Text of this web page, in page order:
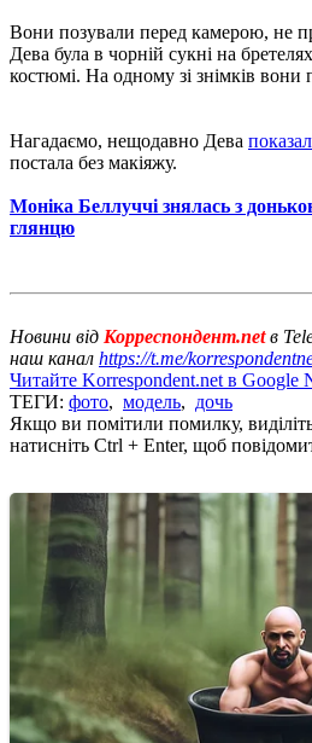
Вони позували перед камерою, не
Дева була в чорній сукні на
костюмі. На одному зі знімків вони
Нагадаємо, нещодавно Дева
постала без макіяжу.
Моніка Беллуччі знялась з
глянцю
Новини від Корреспондент.netв
наш канал https://t.me/
Читайте Korrespondent.net в Google
ТЕГИ: фото, модель, дочь
Якщо ви помітили помилку,
натисніть Ctrl + Enter, щоб